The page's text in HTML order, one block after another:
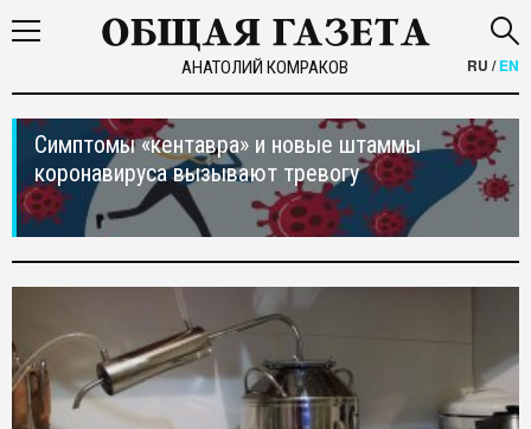
АНАТОЛИЙ КОМРАКОВ RU /EN
Симптомы «кентавра» и новые штаммы
коронавируса вызывают тревогу